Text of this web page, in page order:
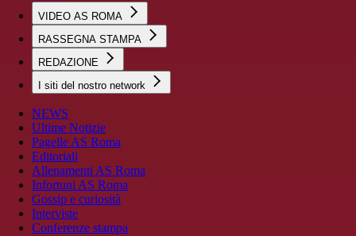
VIDEO AS ROMA
RASSEGNA STAMPA
REDAZIONE
I siti del nostro network
NEWS
Ultime Notizie
Pagelle AS Roma
Editoriali
Allenamenti AS Roma
Infortuni AS Roma
Gossip e curiosità
Interviste
Conferenze stampa